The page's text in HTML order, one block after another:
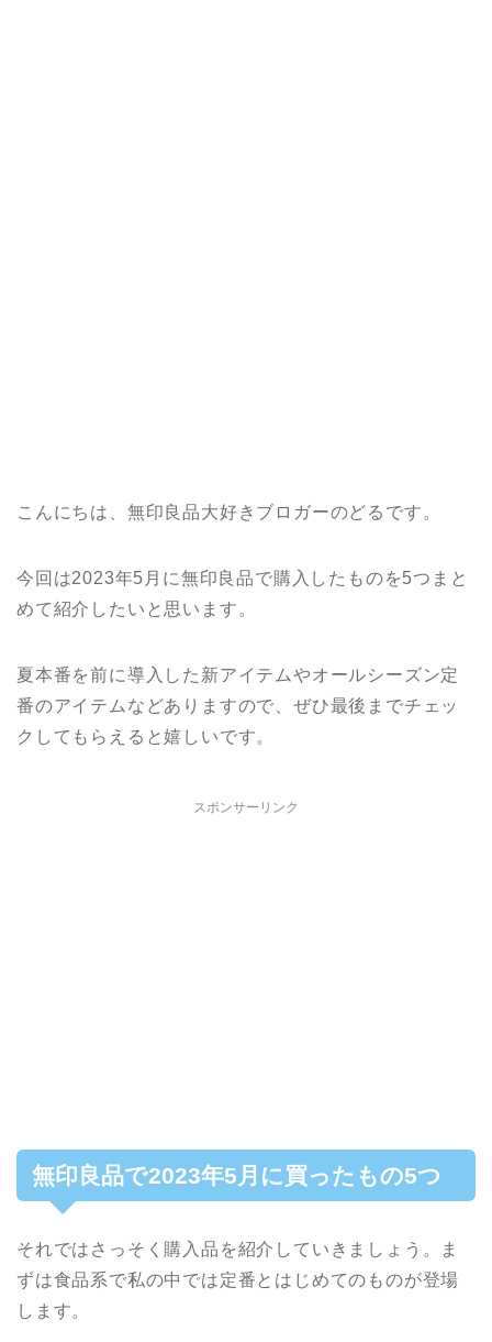
こんにちは、無印良品大好きブロガーのどるです。
今回は2023年5月に無印良品で購入したものを5つまと
めて紹介したいと思います。
夏本番を前に導入した新アイテムやオールシーズン定
番のアイテムなどありますので、ぜひ最後までチェッ
クしてもらえると嬉しいです。
スポンサーリンク
無印良品で2023年5月に買ったもの5つ
それではさっそく購入品を紹介していきましょう。ま
ずは食品系で私の中では定番とはじめてのものが登場
します。